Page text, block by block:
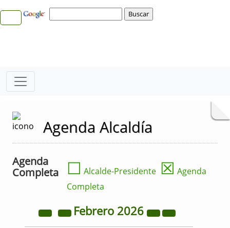
Agenda Alcaldía
Agenda
Completa
☐ Alcalde-Presidente ☒ Agenda
Completa
Febrero 2026